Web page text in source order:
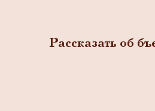
Рассказать об